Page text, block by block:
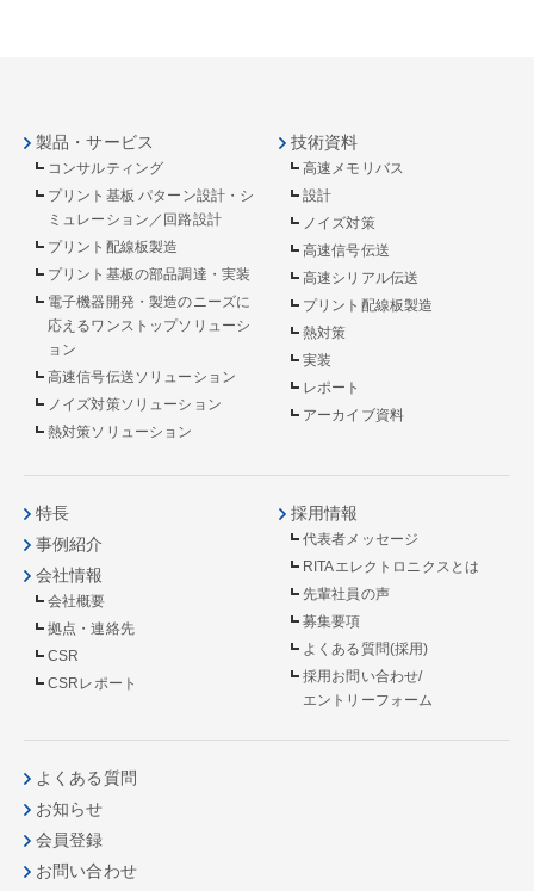
製品・サービス
コンサルティング
プリント基板 パターン設計・シ
ミュレーション／回路設計
プリント配線板製造
プリント基板の部品調達・実装
電子機器開発・製造のニーズに
応えるワンストップソリューシ
ョン
高速信号伝送ソリューション
ノイズ対策ソリューション
熱対策ソリューション
技術資料
高速メモリバス
設計
ノイズ対策
高速信号伝送
高速シリアル伝送
プリント配線板製造
熱対策
実装
レポート
アーカイブ資料
特長
事例紹介
会社情報
会社概要
拠点・連絡先
CSR
CSRレポート
採用情報
代表者メッセージ
RITAエレクトロニクスとは
先輩社員の声
募集要項
よくある質問(採用)
採用お問い合わせ/
エントリーフォーム
よくある質問
お知らせ
会員登録
お問い合わせ